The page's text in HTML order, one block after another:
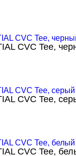
CVC Tee,
CVC Tee,
CVC Tee,